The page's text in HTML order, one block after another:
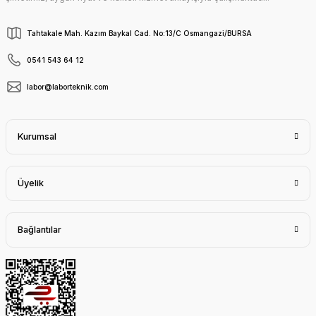
Tahtakale Mah. Kazım Baykal Cad. No:13/C Osmangazi/BURSA
0541 543 64 12
labor@laborteknik.com
Kurumsal
Üyelik
Bağlantılar